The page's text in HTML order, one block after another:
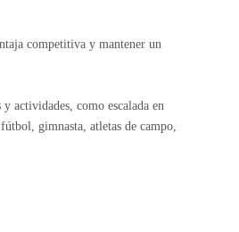
competitiva y mantener un
actividades, como escalada en
​​gimnasta, atletas de campo,